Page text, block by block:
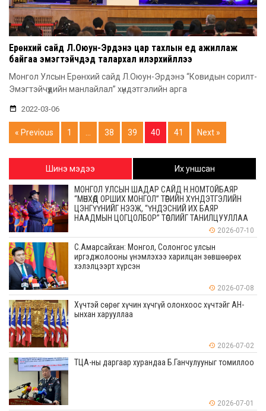
Ерөнхий сайд Л.Оюун-Эрдэнэ цар тахлын үед ажиллаж
байгаа эмэгтэйчүүдэд талархал илэрхийллээ
Монгол Улсын Ерөнхий сайд Л.Оюун-Эрдэнэ “Ковидын сорилт-
Эмэгтэйчүүдийн манлайлал” хүндэтгэлийн арга
2022-03-06
« Previous 1 38 39 40 41 Next »
Шинэ мэдээ Их уншсан
МОНГОЛ УЛСЫН ШАДАР САЙД Н.НОМТОЙБАЯР
“МӨНХӨД ОРШИХ МОНГОЛ” ТӨРИЙН ХҮНДЭТГЭЛИЙН
ЦЭНГҮҮНИЙГ НЭЭЖ, “ҮНДЭСНИЙ ИХ БАЯР
НААДМЫН ЦОГЦОЛБОР” ТӨСЛИЙГ ТАНИЛЦУУЛЛАА
2026-07-10
С.Амарсайхан: Монгол, Солонгос улсын
иргэджолооны үнэмлэхээ харилцан зөвшөөрөх
хэлэлцээрт хүрсэн
2026-07-08
Хүчтэй сөрөг хүчин хүчгүй олонхоос хүчтэйг АН-
ынхан харууллаа
2026-07-02
ТЦА-ны даргаар хурандаа Б.Ганчулууныг томиллоо
2026-07-01